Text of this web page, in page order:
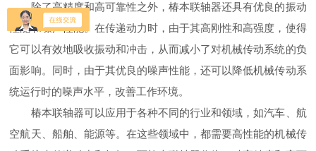
除了高精度和高可靠性之外，椿本联轴器还具有优良的振动
性能和噪声性能。在传递动力时，由于其高刚性和高强度，使得
它可以有效地吸收振动和冲击，从而减小了对机械传动系统的负
面影响。同时，由于其优良的噪声性能，还可以降低机械传动系
统运行时的噪声水平，改善工作环境。
椿本联轴器可以应用于各种不同的行业和领域，如汽车、航
空航天、船舶、能源等。在这些领域中，都需要高性能的机械传